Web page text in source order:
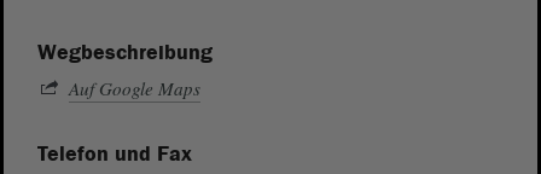
Wegbeschreibung
Auf Google Maps
Telefon und Fax